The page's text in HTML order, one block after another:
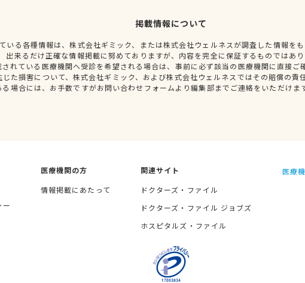
掲載情報について
いる各種情報は、株式会社ギミック、または株式会社ウェルネスが調査した情報を
出来るだけ正確な情報掲載に努めておりますが、内容を完全に保証するものではあ
されている医療機関へ受診を希望される場合は、事前に必ず該当の医療機関に直接ご
じた損害について、株式会社ギミック、および株式会社ウェルネスではその賠償の責
場合には、お手数ですがお問い合わせフォームより編集部までご連絡をいただけま
ー
医療機関の方
情報掲載にあたって
関連サイト
ドクターズ・ファイル
ドクターズ・ファイル ジョブズ
ホスピタルズ・ファイル
医療